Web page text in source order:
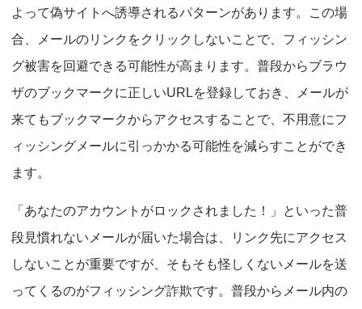
よって偽サイトへ誘導されるパターンがあります。この場
合、メールのリンクをクリックしないことで、フィッシン
グ被害を回避できる可能性が高まります。普段からブラウ
ザのブックマークに正しいURLを登録しておき、メールが
来てもブックマークからアクセスすることで、不用意にフ
ィッシングメールに引っかかる可能性を減らすことができ
ます。
「あなたのアカウントがロックされました！」といった普
段見慣れないメールが届いた場合は、リンク先にアクセス
しないことが重要ですが、そもそも怪しくないメールを送
ってくるのがフィッシング詐欺です。普段からメール内の